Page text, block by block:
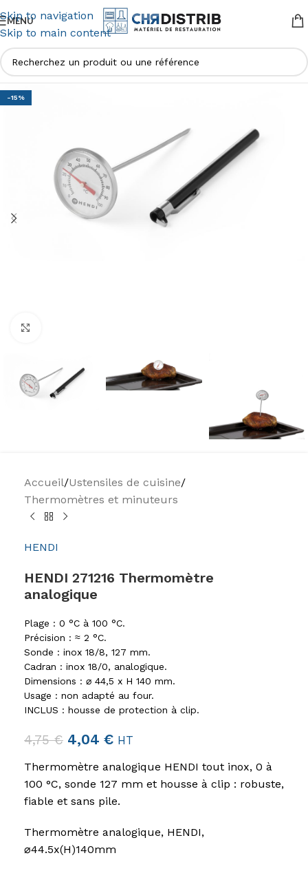
Skip to navigation
Skip to main content
MENU
-15%
Accueil/Ustensiles de cuisine/
Thermomètres et minuteurs
HENDI
HENDI 271216 Thermomètre
analogique
Plage : 0 °C à 100 °C.
Précision : ≈ 2 °C.
Sonde : inox 18/8, 127 mm.
Cadran : inox 18/0, analogique.
Dimensions : ⌀ 44,5 x H 140 mm.
Usage : non adapté au four.
INCLUS : housse de protection à clip.
4,75€ 4,04 € HT
Thermomètre analogique HENDI tout inox, 0 à
100 °C, sonde 127 mm et housse à clip : robuste,
fiable et sans pile.
Thermomètre analogique, HENDI,
⌀44.5x(H)140mm